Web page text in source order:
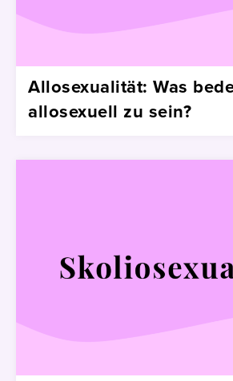
Allosexualität: Was
allosexuell zu sein?